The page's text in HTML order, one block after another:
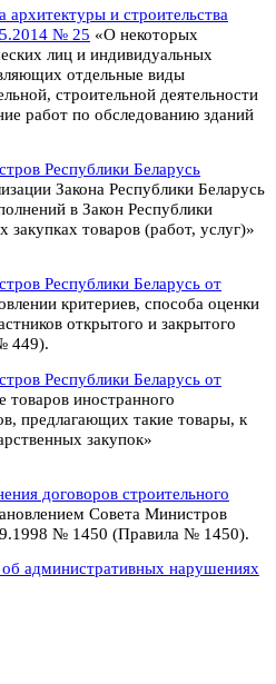
и строительства
№ 25 «О некоторых
лиц и индивидуальных
отдельные виды
строительной деятельности
работ по обследованию зданий
Республики Беларусь
Закона Республики Беларусь
в Закон Республики
закупках товаров (работ, услуг)»
Республики Беларусь от
критериев, способа оценки
открытого и закрытого
449).
Республики Беларусь от
товаров иностранного
предлагающих такие товары, к
закупок»
договоров строительного
Совета Министров
№ 1450 (Правила № 1450).
административных нарушениях